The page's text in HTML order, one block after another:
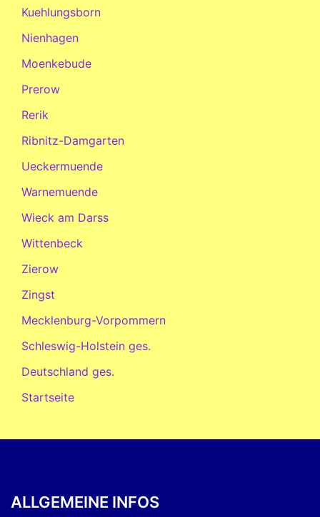
Kuehlungsborn
Nienhagen
Moenkebude
Prerow
Rerik
Ribnitz-Damgarten
Ueckermuende
Warnemuende
Wieck am Darss
Wittenbeck
Zierow
Zingst
Mecklenburg-Vorpommern
Schleswig-Holstein ges.
Deutschland ges.
Startseite
ALLGEMEINE INFOS